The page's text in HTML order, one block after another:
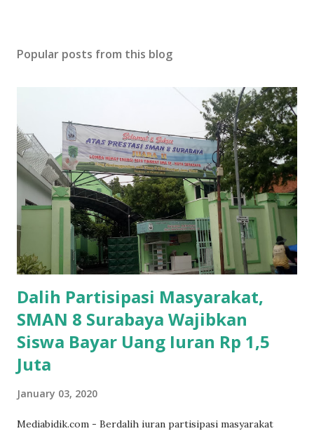
Popular posts from this blog
Dalih Partisipasi Masyarakat,
SMAN 8 Surabaya Wajibkan
Siswa Bayar Uang Iuran Rp 1,5
Juta
January 03, 2020
Mediabidik.com - Berdalih iuran partisipasi masyarakat